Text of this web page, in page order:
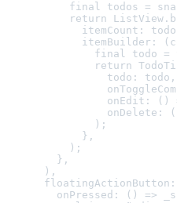
final todos =
return
itemCount:
itemBuilder:
final todo =
return
                todo: todo,
onEdit: ()
onDelete:
              );
            },
          );
        },
      ),
onPressed: () =>